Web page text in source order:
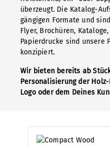
überzeugt. Die Katalog-
gängigen Formate und
Flyer, Brochüren,
Papierdrucke sind unsere
konzipiert.
Wir bieten bereits ab
Personalisierung der
Logo oder dem Deines